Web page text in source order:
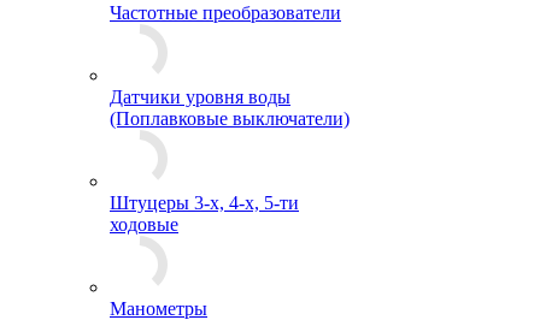
Частотные преобразователи
Датчики уровня воды
(Поплавковые выключатели)
Штуцеры 3-х, 4-х, 5-ти
ходовые
Манометры